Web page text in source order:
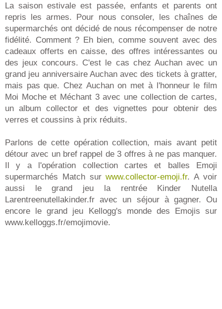
La saison estivale est passée, enfants et parents ont
repris les armes. Pour nous consoler, les chaînes de
supermarchés ont décidé de nous récompenser de notre
fidélité. Comment ? Eh bien, comme souvent avec des
cadeaux offerts en caisse, des offres intéressantes ou
des jeux concours. C'est le cas chez Auchan avec un
grand jeu anniversaire Auchan avec des tickets à gratter,
mais pas que. Chez Auchan on met à l'honneur le film
Moi Moche et Méchant 3 avec une collection de cartes,
un album collector et des vignettes pour obtenir des
verres et coussins à prix réduits.
Parlons de cette opération collection, mais avant petit
détour avec un bref rappel de 3 offres à ne pas manquer.
Il y a l'opération collection cartes et balles Emoji
supermarchés Match surwww.collector-emoji.fr. A voir
aussi le grand jeu la rentrée Kinder Nutella
Larentreenutellakinder.fr avec un séjour à gagner. Ou
encore le grand jeu Kellogg's monde des Emojis sur
www.kelloggs.fr/emojimovie.